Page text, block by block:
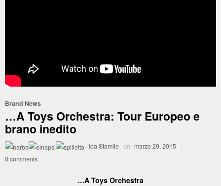
Brand News
…A Toys Orchestra: Tour Europeo e
brano inedito
· Ida Stamile on marzo 29, 2015 /
0 comments
…A Toys Orchestra